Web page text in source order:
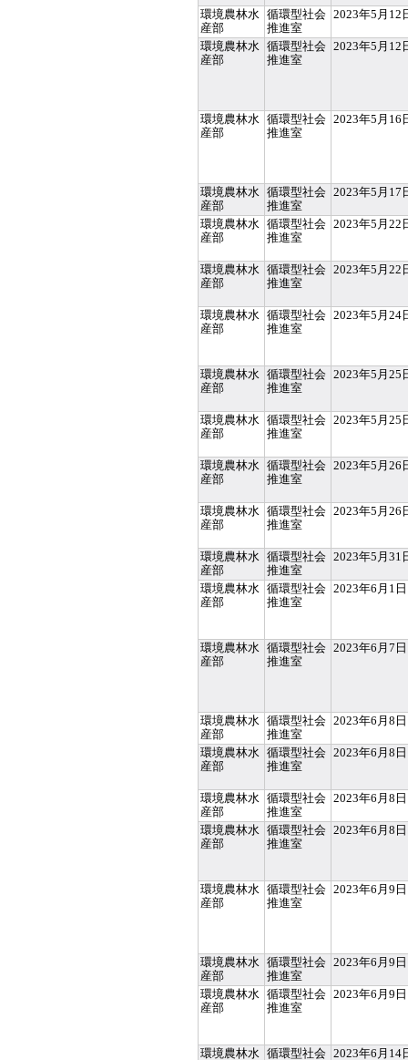
環境農林水
産部
循環型社会
推進室
2023年5月12
環境農林水
産部
循環型社会
推進室
2023年5月12
環境農林水
産部
循環型社会
推進室
2023年5月16
環境農林水
産部
循環型社会
推進室
2023年5月17
環境農林水
産部
循環型社会
推進室
2023年5月22
環境農林水
産部
循環型社会
推進室
2023年5月22
環境農林水
産部
循環型社会
推進室
2023年5月24
環境農林水
産部
循環型社会
推進室
2023年5月25
環境農林水
産部
循環型社会
推進室
2023年5月25
環境農林水
産部
循環型社会
推進室
2023年5月26
環境農林水
産部
循環型社会
推進室
2023年5月26
環境農林水
産部
循環型社会
推進室
2023年5月31
環境農林水
産部
循環型社会
推進室
2023年6月1日
環境農林水
産部
循環型社会
推進室
2023年6月7日
環境農林水
産部
循環型社会
推進室
2023年6月8日
環境農林水
産部
循環型社会
推進室
2023年6月8日
環境農林水
産部
循環型社会
推進室
2023年6月8日
環境農林水
産部
循環型社会
推進室
2023年6月8日
環境農林水
産部
循環型社会
推進室
2023年6月9日
環境農林水
産部
循環型社会
推進室
2023年6月9日
環境農林水
産部
循環型社会
推進室
2023年6月9日
環境農林水 循環型社会 2023年6月14